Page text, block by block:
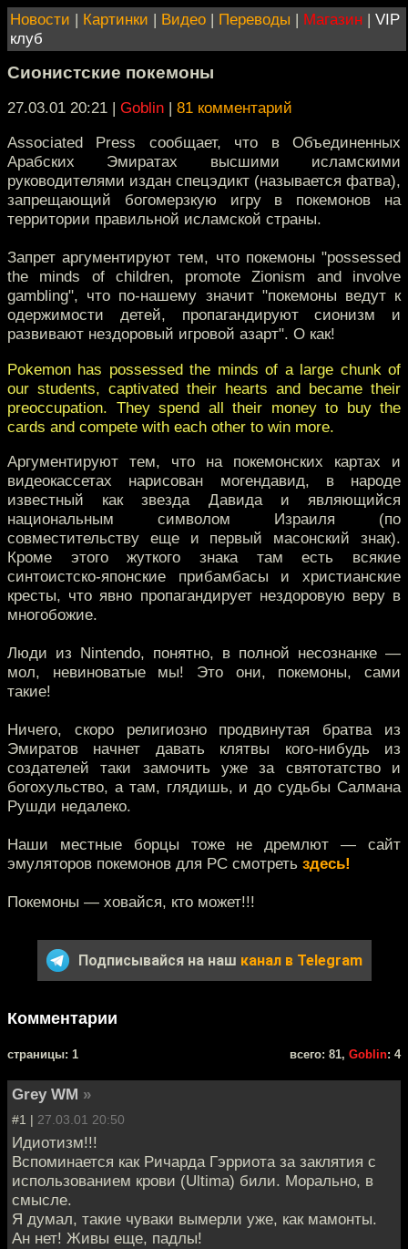
Новости | Картинки | Видео | Переводы | Магазин | VIP
клуб
Сионистские покемоны
27.03.01 20:21 | Goblin | 81 комментарий
Associated Press сообщает, что в Объединенных
Арабских Эмиратах высшими исламскими
руководителями издан спецэдикт (называется фатва),
запрещающий богомерзкую игру в покемонов на
территории правильной исламской страны.
Запрет аргументируют тем, что покемоны "possessed
the minds of children, promote Zionism and involve
gambling", что по-нашему значит "покемоны ведут к
одержимости детей, пропагандируют сионизм и
развивают нездоровый игровой азарт". О как!
Pokemon has possessed the minds of a large chunk of
our students, captivated their hearts and became their
preoccupation. They spend all their money to buy the
cards and compete with each other to win more.
Аргументируют тем, что на покемонских картах и
видеокассетах нарисован могендавид, в народе
известный как звезда Давида и являющийся
национальным символом Израиля (по
совместительству еще и первый масонский знак).
Кроме этого жуткого знака там есть всякие
синтоистско-японские прибамбасы и христианские
кресты, что явно пропагандирует нездоровую веру в
многобожие.
Люди из Nintendo, понятно, в полной несознанке —
мол, невиноватые мы! Это они, покемоны, сами
такие!
Ничего, скоро религиозно продвинутая братва из
Эмиратов начнет давать клятвы кого-нибудь из
создателей таки замочить уже за святотатство и
богохульство, а там, глядишь, и до судьбы Салмана
Рушди недалеко.
Наши местные борцы тоже не дремлют — сайт
эмуляторов покемонов для РС смотреть здесь!
Покемоны — ховайся, кто может!!!
Подписывайся на наш канал в Telegram
Комментарии
cтраницы: 1 всего: 81, Goblin: 4
Grey WM »
#1 | 27.03.01 20:50
Идиотизм!!!
Вспоминается как Ричарда Гэрриота за заклятия с
использованием крови (Ultima) били. Морально, в
смысле.
Я думал, такие чуваки вымерли уже, как мамонты.
Ан нет! Живы еще, падлы!